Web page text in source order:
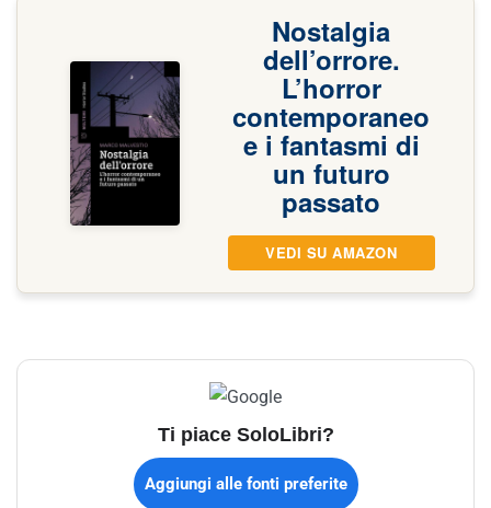
Nostalgia
dell’orrore.
L’horror
contemporaneo
e i fantasmi di
un futuro
passato
VEDI SU AMAZON
Ti piace SoloLibri?
Aggiungi alle fonti preferite